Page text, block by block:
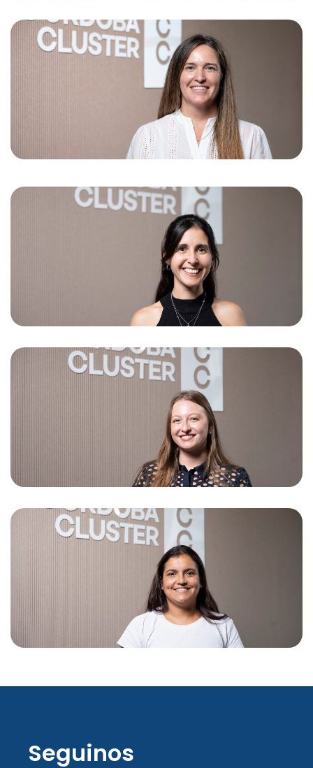
Melina Morello
Coordinadora de Comunicación y Eventos
Sofía Goldstein
Coordinadora de Proyectos
Constanza Vietto
Analista de Proyectos
Aranza Ferreyra
Responsable de Administración
Seguinos